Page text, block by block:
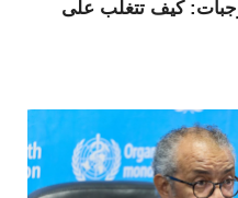
كيف تتغلب على